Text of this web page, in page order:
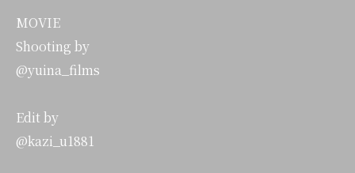
MOVIE
Shooting by
@yuina_films
Edit by
@kazi_u1881